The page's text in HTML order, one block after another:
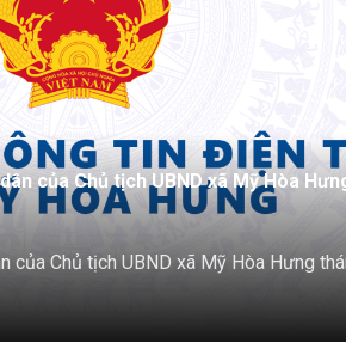
của Chủ tịch UBND xã Mỹ Hòa
của Chủ tịch UBND xã Mỹ Hòa Hưng